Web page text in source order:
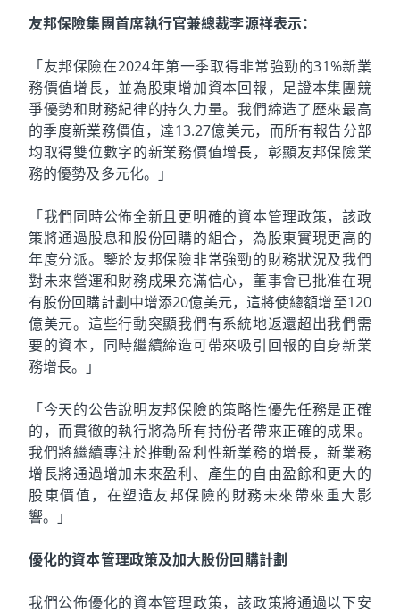
友邦保險集團首席執行官兼總裁李源祥表示：
「友邦保險在2024年第一季取得非常強勁的31%新業
務價值增長，並為股東增加資本回報，足證本集團競
爭優勢和財務紀律的持久力量。我們締造了歷來最高
的季度新業務價值，達13.27億美元，而所有報告分部
均取得雙位數字的新業務價值增長，彰顯友邦保險業
務的優勢及多元化。」
「我們同時公佈全新且更明確的資本管理政策，該政
策將通過股息和股份回購的組合，為股東實現更高的
年度分派。鑒於友邦保險非常強勁的財務狀況及我們
對未來營運和財務成果充滿信心，董事會已批准在現
有股份回購計劃中增添20億美元，這將使總額增至120
億美元。這些行動突顯我們有系統地返還超出我們需
要的資本，同時繼續締造可帶來吸引回報的自身新業
務增長。」
「今天的公告說明友邦保險的策略性優先任務是正確
的，而貫徹的執行將為所有持份者帶來正確的成果。
我們將繼續專注於推動盈利性新業務的增長，新業務
增長將通過增加未來盈利、產生的自由盈餘和更大的
股東價值，在塑造友邦保險的財務未來帶來重大影
響。」
優化的資本管理政策及加大股份回購計劃
我們公佈優化的資本管理政策，該政策將通過以下安